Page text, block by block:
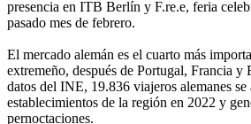
presencia en ITB Berlín y F.re.e, feria
pasado mes de febrero.
El mercado alemán es el cuarto más
extremeño, después de Portugal, Francia
datos del INE, 19.836 viajeros alemanes se
establecimientos de la región en 2022 y
pernoctaciones.